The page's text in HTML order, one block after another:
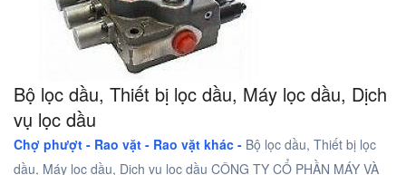
Bộ lọc dầu, Thiết bị lọc dầu, Máy lọc dầu, Dịch
vụ lọc dầu
Chợ phượt - Rao vặt - Rao vặt khác - Bộ lọc dầu, Thiết bị lọc
dầu, Máy lọc dầu, Dịch vụ lọc dầu CÔNG TY CỔ PHẦN MÁY VÀ